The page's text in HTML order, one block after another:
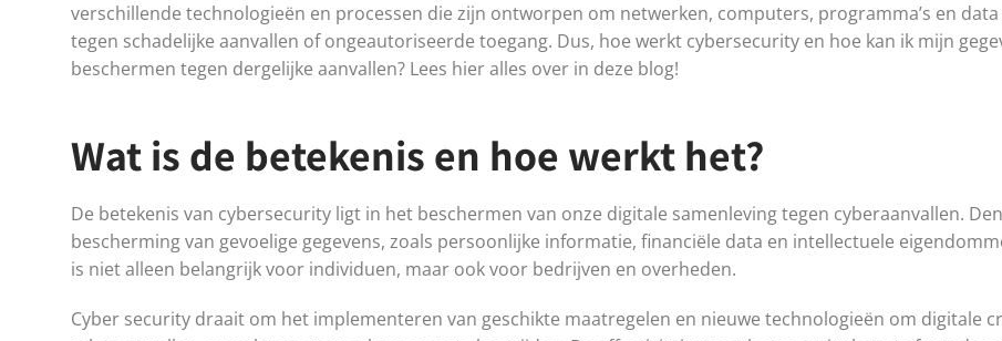
verschillende technologieën en processen die zijn ontworpen om netwerken, computers, programma’s en
tegen schadelijke aanvallen of ongeautoriseerde toegang. Dus, hoe werkt cybersecurity en hoe kan ik mijn
beschermen tegen dergelijke aanvallen? Lees hier alles over in deze blog!
Wat is de betekenis en hoe werkt het?
De betekenis van cybersecurity ligt in het beschermen van onze digitale samenleving tegen cyberaanvallen.
bescherming van gevoelige gegevens, zoals persoonlijke informatie, financiële data en intellectuele
is niet alleen belangrijk voor individuen, maar ook voor bedrijven en overheden.
Cyber security draait om het implementeren van geschikte maatregelen en nieuwe technologieën om digitale